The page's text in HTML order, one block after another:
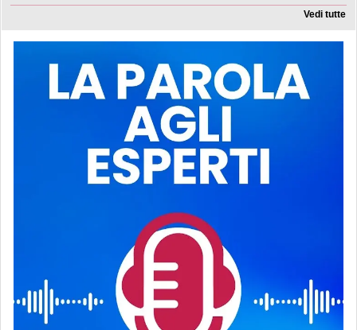
Vedi tutte